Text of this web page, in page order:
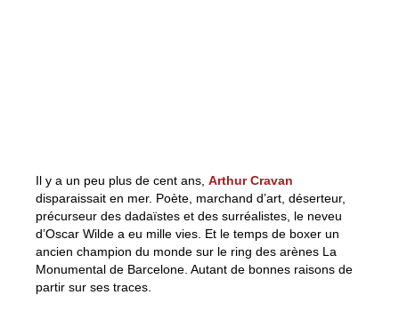
Il y a un peu plus de cent ans, Arthur Cravan
disparaissait en mer. Poète, marchand d’art, déserteur,
précurseur des dadaïstes et des surréalistes, le neveu
d’Oscar Wilde a eu mille vies. Et le temps de boxer un
ancien champion du monde sur le ring des arènes La
Monumental de Barcelone. Autant de bonnes raisons de
partir sur ses traces.